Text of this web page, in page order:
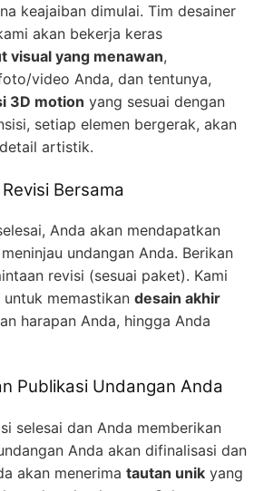
keajaiban dimulai. Tim desainer
akan bekerja keras
visual yang menawan,
video Anda, dan tentunya,
3D motion yang sesuai dengan
setiap elemen bergerak, akan
artistik.
Bersama
Anda akan mendapatkan
undangan Anda. Berikan
revisi (sesuai paket). Kami
memastikan desain akhir
harapan Anda, hingga Anda
Publikasi Undangan Anda
selesai dan Anda memberikan
Anda akan difinalisasi dan
akan menerima tautan unik yang